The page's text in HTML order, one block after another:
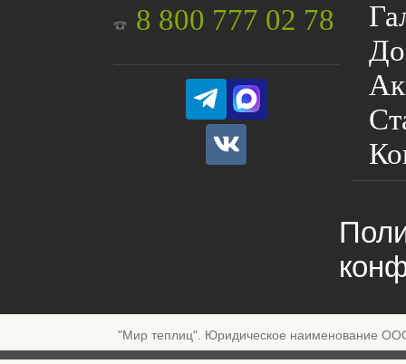
8 800 777 02 78
"Мир теплиц". Юридическое наименование